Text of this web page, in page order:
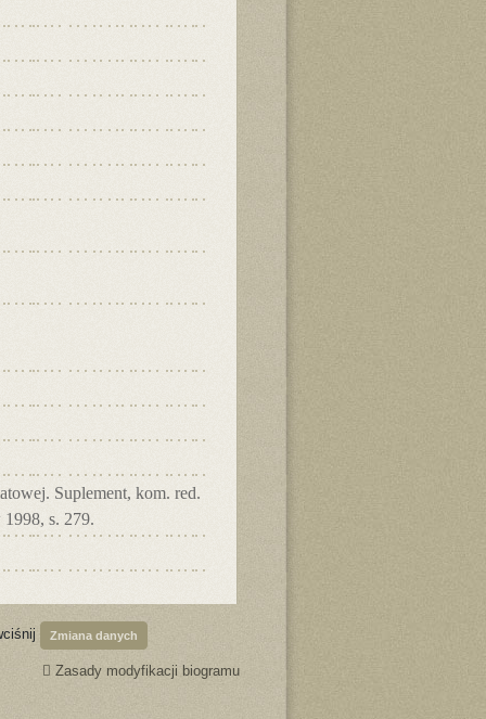
Suplement, kom. red.
s. 279.
Zmiana danych
Zasady modyfikacji biogramu